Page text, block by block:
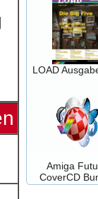
LOAD
Amiga
CoverCD